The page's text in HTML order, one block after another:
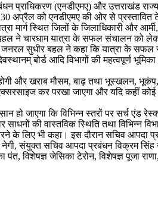
प्राधिकरण (एनडीएमए) और उत्तराखंड
अप्रैल को एनडीएमए की ओर से
स्थित जिलों के जिलाधिकारी और
ने चारधाम यात्रा के सफल संचालन को
जनरल सुधीर बहल ने कहा कि यात्रा के
बोर्ड आदि विभागों की महत्वपूर्ण
और खराब मौसम, बाढ़ तथा भूस्खलन,
कर परखा जाएगा और यदि कहीं
जाएगा कि विभिन्न स्तरों पर सर्च एंड
साधनों की वास्तविक स्थिति तथा
के लिए भी कहा। इस दौरान सचिव
नेगी, संयुक्त सचिव आपदा प्रबंधन विक्रम
विशेषज्ञ जेसिका टेरोन, विशेषज्ञ पूजा